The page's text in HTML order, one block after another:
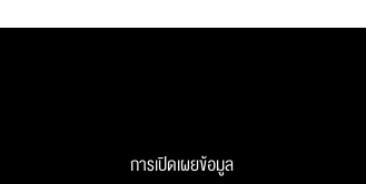
การเปิดเผยข้อมูล